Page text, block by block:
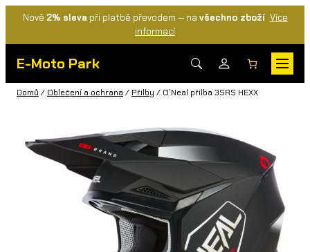
Nově 2% sleva při platbě převodem — na všechno zboží Více
informací
E-Moto Park
Domů / Oblečení a ochrana / Přilby / O´Neal přilba 3SRS HEXX